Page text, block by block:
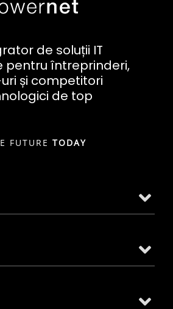
de soluții IT
pentru întreprinderi,
și competitori
de top
FUTURE TODAY